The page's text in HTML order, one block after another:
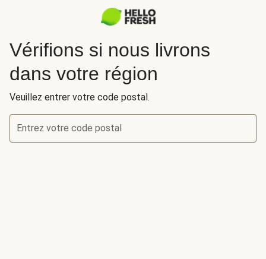
Vérifions si nous livrons
dans votre région
Veuillez entrer votre code postal.
Entrez votre code postal